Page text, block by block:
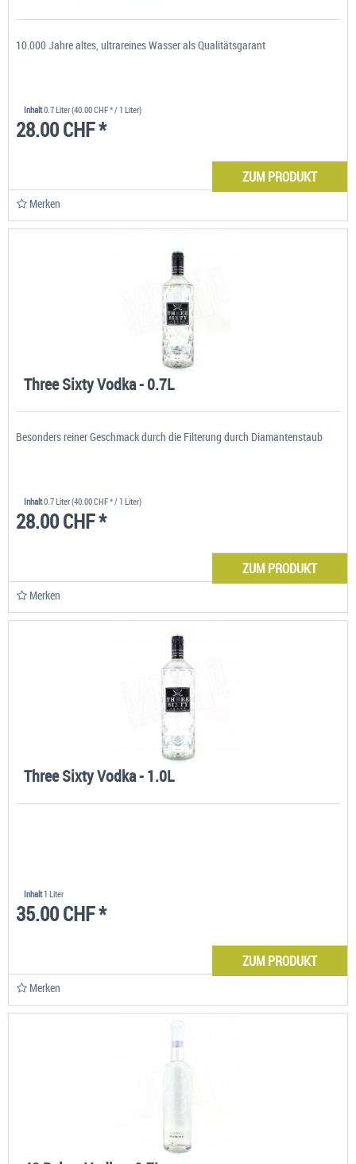
10.000 Jahre altes, ultrareines Wasser als Qualitätsgarant
Inhalt0.7 Liter(40.00 CHF * / 1 Liter)
28.00 CHF *
ZUM PRODUKT
Merken
Three Sixty Vodka - 0.7L
Besonders reiner Geschmack durch die Filterung durch Diamantenstaub
Inhalt0.7 Liter(40.00 CHF * / 1 Liter)
28.00 CHF *
ZUM PRODUKT
Merken
Three Sixty Vodka - 1.0L
Inhalt1 Liter
35.00 CHF *
ZUM PRODUKT
Merken